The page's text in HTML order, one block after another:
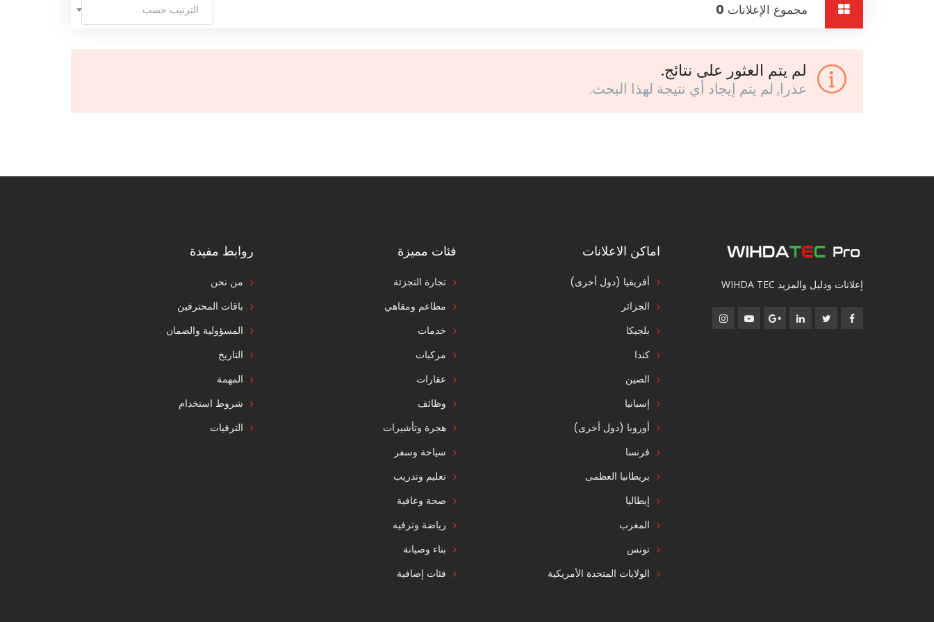
مجموع الإعلانات 0 الترتيب حسب
لم يتم العثور على نتائج.
عذرا, لم يتم إيجاد أي نتيجة لهذا البحث.
إعلانات ودليل والمزيد WIHDA TEC
اماكن الاعلانات
أفريقيا (دول أخرى)
الجزائر
بلجيكا
كندا
الصين
إسبانيا
أوروبا (دول أخرى)
فرنسا
بريطانيا العظمى
إيطاليا
المغرب
تونس
الولايات المتحدة الأمريكية
فئات مميزة
تجارة التجزئة
مطاعم ومقاهي
خدمات
مركبات
عقارات
وظائف
هجرة وتأشيرات
سياحة وسفر
تعليم وتدريب
صحة وعافية
رياضة وترفيه
بناء وصيانة
فئات إضافية
روابط مفيدة
من نحن
باقات المحترفين
المسؤولية والضمان
التاريخ
المهمة
شروط استخدام
الترقيات